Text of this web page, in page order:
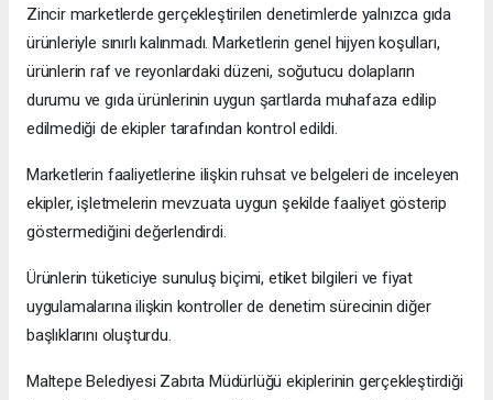
Zincir marketlerde gerçekleştirilen denetimlerde yalnızca gıda
ürünleriyle sınırlı kalınmadı. Marketlerin genel hijyen koşulları,
ürünlerin raf ve reyonlardaki düzeni, soğutucu dolapların
durumu ve gıda ürünlerinin uygun şartlarda muhafaza edilip
edilmediği de ekipler tarafından kontrol edildi.
Marketlerin faaliyetlerine ilişkin ruhsat ve belgeleri de inceleyen
ekipler, işletmelerin mevzuata uygun şekilde faaliyet gösterip
göstermediğini değerlendirdi.
Ürünlerin tüketiciye sunuluş biçimi, etiket bilgileri ve fiyat
uygulamalarına ilişkin kontroller de denetim sürecinin diğer
başlıklarını oluşturdu.
Maltepe Belediyesi Zabıta Müdürlüğü ekiplerinin gerçekleştirdiği